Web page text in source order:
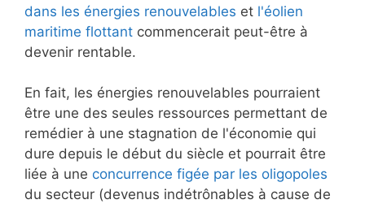
dans les énergies renouvelables et l'éolien
maritime flottant commencerait peut-être à
devenir rentable.
En fait, les énergies renouvelables pourraient
être une des seules ressources permettant de
remédier à une stagnation de l'économie qui
dure depuis le début du siècle et pourrait être
liée à une concurrence figée par les oligopoles
du secteur (devenus indétrônables à cause de